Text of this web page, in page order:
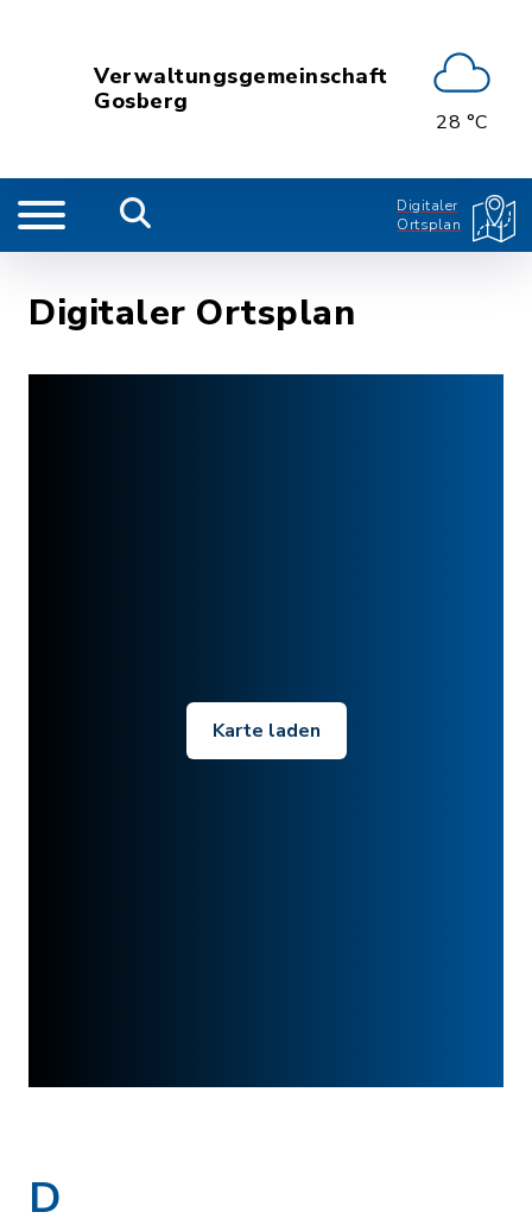
Verwaltungsgemeinschaft
Gosberg
28 °C
Digitaler
Ortsplan
Digitaler Ortsplan
Karte laden
D